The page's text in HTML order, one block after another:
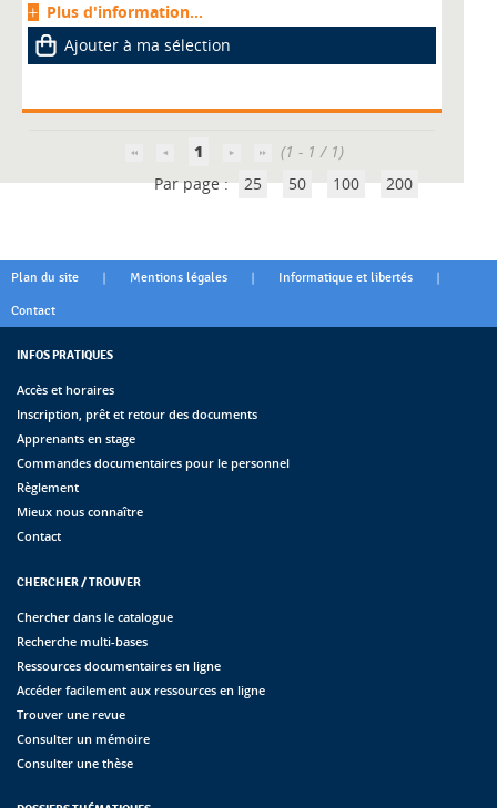
Plus d'information...
Ajouter à ma sélection
1
(1 - 1 / 1)
Par page : 25 50 100 200
Plan du site | Mentions légales | Informatique et libertés |
Contact
INFOS PRATIQUES
Accès et horaires
Inscription, prêt et retour des documents
Apprenants en stage
Commandes documentaires pour le personnel
Règlement
Mieux nous connaître
Contact
CHERCHER / TROUVER
Chercher dans le catalogue
Recherche multi-bases
Ressources documentaires en ligne
Accéder facilement aux ressources en ligne
Trouver une revue
Consulter un mémoire
Consulter une thèse